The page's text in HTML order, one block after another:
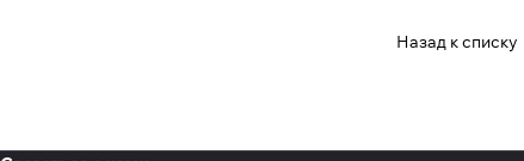
Назад к списку